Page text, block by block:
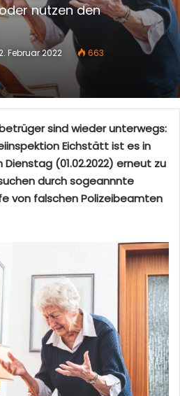
nutzen den
Februar 2022
663
sind wieder unterwegs:
Eichstätt ist es in
(01.02.2022) erneut zu
durch sogeannnte
von falschen Polizeibeamten